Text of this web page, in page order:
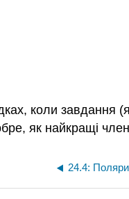
коли завдання
як найкращі
24.4: